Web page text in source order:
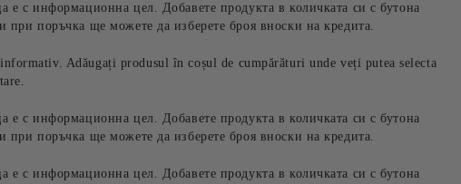
е с информационна цел. Добавете продукта в количката си с бутона
при поръчка ще можете да изберете броя вноски на кредита.
Adăugați produsul în coșul de cumpărături unde veți putea selecta
е с информационна цел. Добавете продукта в количката си с бутона
при поръчка ще можете да изберете броя вноски на кредита.
е с информационна цел. Добавете продукта в количката си с бутона